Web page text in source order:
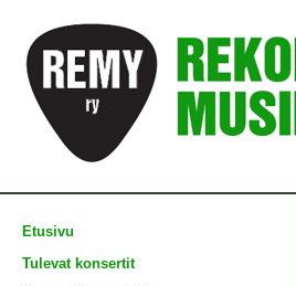
Etusivu
Tulevat konsertit